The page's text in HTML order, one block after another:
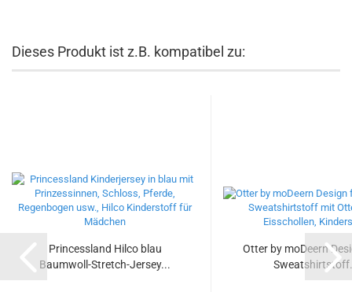
Dieses Produkt ist z.B. kompatibel zu:
Princessland Hilco blau
Baumwoll-Stretch-Jersey...
Otter by moDeern